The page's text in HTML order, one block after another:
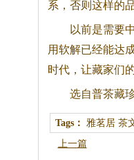
系，否则这样的
以前是需要
用软解已经能达
时代，让藏家们
选自普茶藏
Tags： 雅茗居 茶
上一篇